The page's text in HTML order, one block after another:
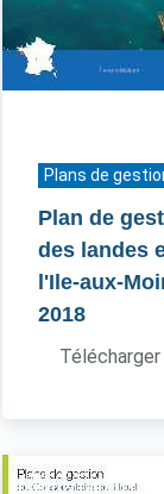
Plans de
Plan de
des landes
l'Ile-aux-
2018